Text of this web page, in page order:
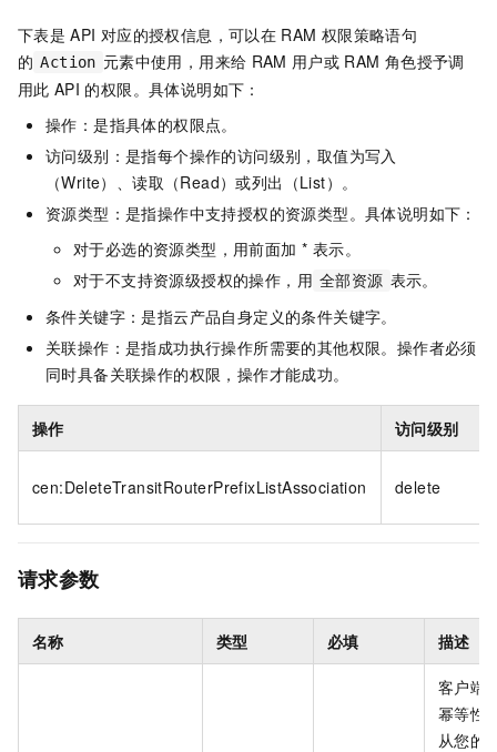
下表是 API 对应的授权信息，可以在 RAM 权限策略语句
的 Action 元素中使用，用来给 RAM 用户或 RAM 角色授予调
用此 API 的权限。具体说明如下：
操作：是指具体的权限点。
访问级别：是指每个操作的访问级别，取值为写入
（Write）、读取（Read）或列出（List）。
资源类型：是指操作中支持授权的资源类型。具体说明如下：
对于必选的资源类型，用前面加 * 表示。
对于不支持资源级授权的操作，用 全部资源 表示。
条件关键字：是指云产品自身定义的条件关键字。
关联操作：是指成功执行操作所需要的其他权限。操作者必须
同时具备关联操作的权限，操作才能成功。
操作 访问级别
cen:DeleteTransitRouterPrefixListAssociation delete
请求参数
名称 类型 必填 描述
客户端
幂等性
从您的